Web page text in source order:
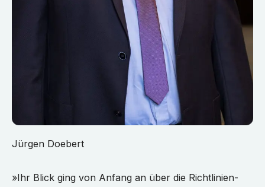
Jürgen Doebert
»Ihr Blick ging von Anfang an über die Richtlinien-